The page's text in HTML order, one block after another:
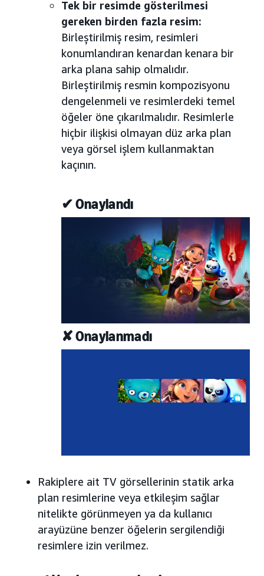
Tek bir resimde gösterilmesi
gereken birden fazla resim:
Birleştirilmiş resim, resimleri
konumlandıran kenardan kenara bir
arka plana sahip olmalıdır.
Birleştirilmiş resmin kompozisyonu
dengelenmeli ve resimlerdeki temel
öğeler öne çıkarılmalıdır. Resimlerle
hiçbir ilişkisi olmayan düz arka plan
veya görsel işlem kullanmaktan
kaçının.
✔ Onaylandı
✘ Onaylanmadı
Rakiplere ait TV görsellerinin statik arka
plan resimlerine veya etkileşim sağlar
nitelikte görünmeyen ya da kullanıcı
arayüzüne benzer öğelerin sergilendiği
resimlere izin verilmez.